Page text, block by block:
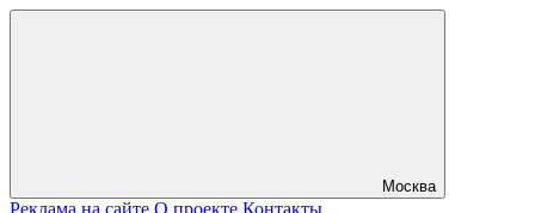
Москва
Реклама на сайте О проекте Контакты